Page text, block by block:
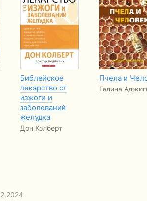
Библейское
лекарство от
изжоги и
заболеваний
желудка
Дон Колберт
Пчела и
Галина